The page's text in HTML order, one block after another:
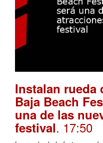
Instalan rueda
Baja Beach
una de las
festival. 17:50